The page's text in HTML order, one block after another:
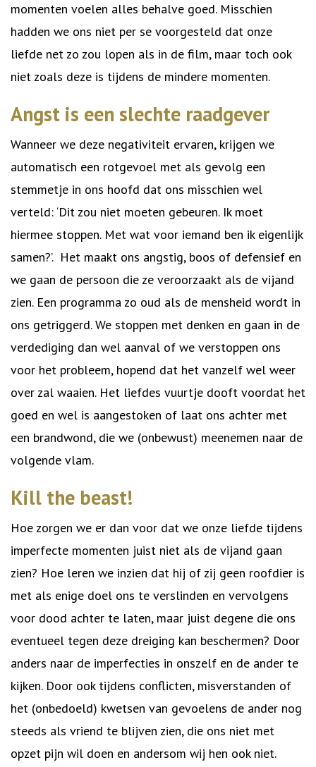
momenten voelen alles behalve goed. Misschien
hadden we ons niet per se voorgesteld dat onze
liefde net zo zou lopen als in de film, maar toch ook
niet zoals deze is tijdens de mindere momenten.
Angst is een slechte raadgever
Wanneer we deze negativiteit ervaren, krijgen we
automatisch een rotgevoel met als gevolg een
stemmetje in ons hoofd dat ons misschien wel
verteld: ‘Dit zou niet moeten gebeuren. Ik moet
hiermee stoppen. Met wat voor iemand ben ik eigenlijk
samen?’. Het maakt ons angstig, boos of defensief en
we gaan de persoon die ze veroorzaakt als de vijand
zien. Een programma zo oud als de mensheid wordt in
ons getriggerd. We stoppen met denken en gaan in de
verdediging dan wel aanval of we verstoppen ons
voor het probleem, hopend dat het vanzelf wel weer
over zal waaien. Het liefdes vuurtje dooft voordat het
goed en wel is aangestoken of laat ons achter met
een brandwond, die we (onbewust) meenemen naar de
volgende vlam.
Kill the beast!
Hoe zorgen we er dan voor dat we onze liefde tijdens
imperfecte momenten juist niet als de vijand gaan
zien? Hoe leren we inzien dat hij of zij geen roofdier is
met als enige doel ons te verslinden en vervolgens
voor dood achter te laten, maar juist degene die ons
eventueel tegen deze dreiging kan beschermen? Door
anders naar de imperfecties in onszelf en de ander te
kijken. Door ook tijdens conflicten, misverstanden of
het (onbedoeld) kwetsen van gevoelens de ander nog
steeds als vriend te blijven zien, die ons niet met
opzet pijn wil doen en andersom wij hen ook niet.